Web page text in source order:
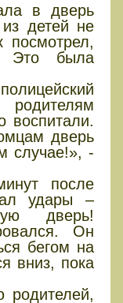
в дверь
детей не
посмотрел,
Это была
родителям
воспитали.
дверь
случае!», -
после
удары –
дверь!
Он
бегом на
вниз, пока